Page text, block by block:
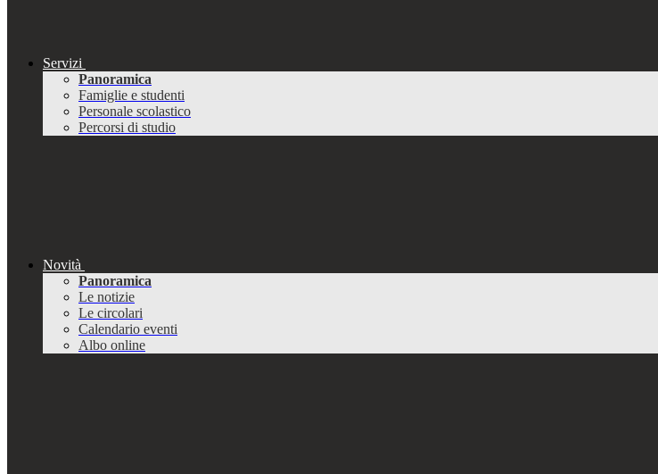
Servizi
Panoramica
Famiglie e studenti
Personale scolastico
Percorsi di studio
Novità
Panoramica
Le notizie
Le circolari
Calendario eventi
Albo online